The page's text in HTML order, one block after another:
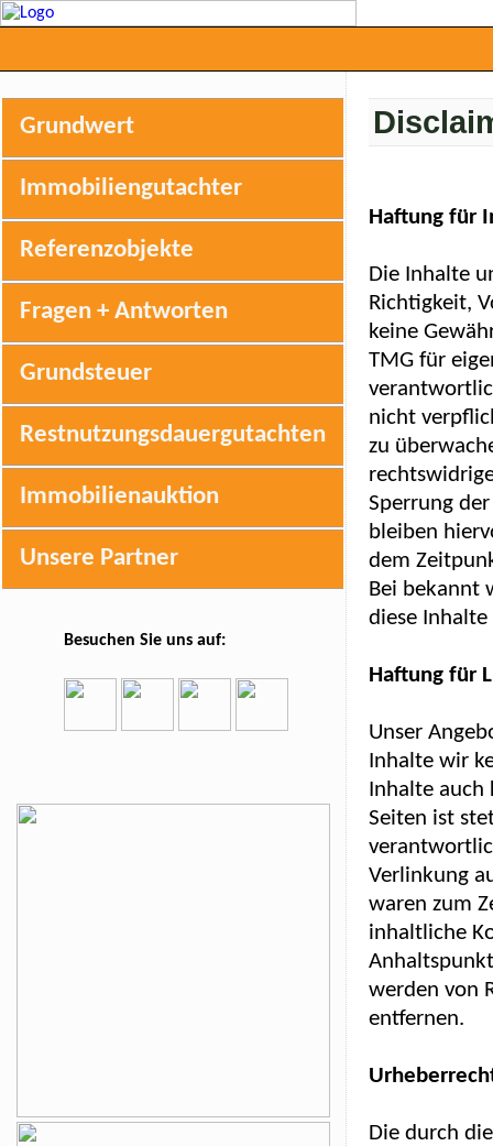
Grundwert
Immobiliengutachter
Referenzobjekte
Fragen + Antworten
Grundsteuer
Restnutzungsdauergutachten
Immobilienauktion
Unsere Partner
Besuchen Sie uns auf:
Haftung für
Die Inhalte
Richtigkeit,
keine
TMG für
nicht
zu
Sperrung
bleiben
dem
Bei bekannt
diese
Haftung für
Unser
Inhalte wir
Inhalte
Seiten ist
Verlinkung
waren zum
inhaltliche
werden von
entfernen.
Die durch